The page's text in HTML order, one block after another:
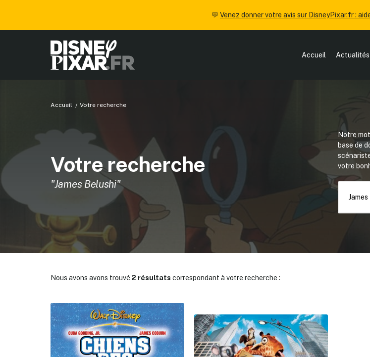
💬 Venez donner votre avis sur DisneyPixar.fr :
Accueil Actualités
Accueil Votre recherche
Votre recherche
"James Belushi"
Notre
base de
votre
Nous avons avons trouvé 2 résultats correspondant à votre recherche :
✕